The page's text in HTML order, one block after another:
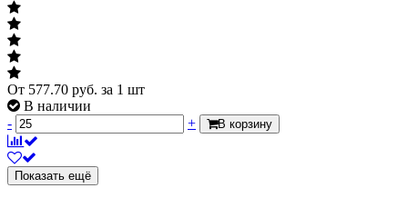
От 577.70 руб. за 1 шт
В наличии
-
+ В корзину
Показать ещё